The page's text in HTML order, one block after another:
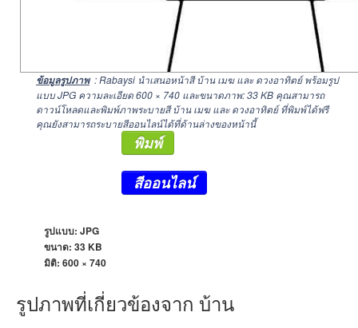
ข้อมูลรูปภาพ : Rabaysi นำเสนอหน้าสี บ้าน เมฆ และ ดวงอาทิตย์ พร้อมรูป
แบบ JPG ความละเอียด600 × 740 และขนาดภาพ: 33 KB คุณสามารถ
ดาวน์โหลดและพิมพ์ภาพระบายสี บ้าน เมฆ และ ดวงอาทิตย์ ที่พิมพ์ได้ฟรี
คุณยังสามารถระบายสีออนไลน์ได้ที่ด้านล่างของหน้านี้
พิมพ์
สีออนไลน์
รูปแบบ: JPG
ขนาด: 33 KB
มิติ: 600 × 740
รูปภาพที่เกี่ยวข้องจาก บ้าน